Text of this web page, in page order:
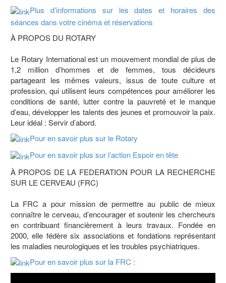
Plus d’informations sur les dates et horaires des
séances dans votre cinéma et réservations
À PROPOS DU ROTARY
Le Rotary International est un mouvement mondial de plus de
1,2 million d’hommes et de femmes, tous décideurs
partageant les mêmes valeurs, issus de toute culture et
profession, qui utilisent leurs compétences pour améliorer les
conditions de santé, lutter contre la pauvreté et le manque
d’eau, développer les talents des jeunes et promouvoir la paix.
Leur idéal : Servir d’abord.
Pour en savoir plus sur le Rotary
Pour en savoir plus sur l’action Espoir en tête
À PROPOS DE LA FEDERATION POUR LA RECHERCHE
SUR LE CERVEAU (FRC)
La FRC a pour mission de permettre au public de mieux
connaître le cerveau, d’encourager et soutenir les chercheurs
en contribuant financièrement à leurs travaux. Fondée en
2000, elle fédère six associations et fondations représentant
les maladies neurologiques et les troubles psychiatriques.
Pour en savoir plus sur la FRC :